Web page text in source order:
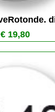
€ 19,80